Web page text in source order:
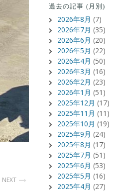
NEXT
過去の記事 (月別)
2026年8月 (7)
2026年7月 (35)
2026年6月 (20)
2026年5月 (22)
2026年4月 (50)
2026年3月 (16)
2026年2月 (23)
2026年1月 (51)
2025年12月 (17)
2025年11月 (11)
2025年10月 (19)
2025年9月 (24)
2025年8月 (17)
2025年7月 (51)
2025年6月 (53)
2025年5月 (16)
2025年4月 (27)